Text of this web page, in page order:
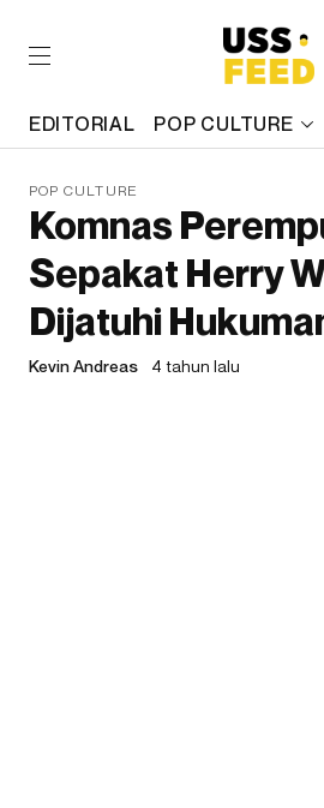
EDITORIAL POP CULTURE
POP CULTURE
Komnas
Sepakat Herry
Dijatuhi
Kevin Andreas 4 tahun lalu